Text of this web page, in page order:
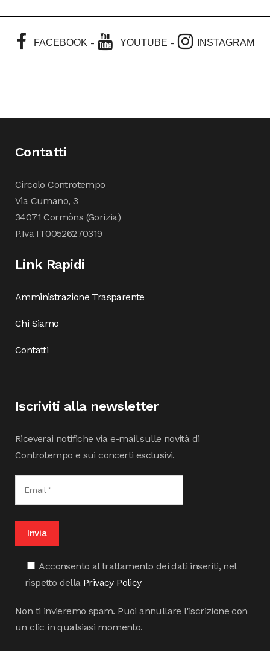
FACEBOOK- YOUTUBE - INSTAGRAM
Contatti
Circolo Controtempo
Via Cumano, 3
34071 Cormòns (Gorizia)
P.Iva IT00526270319
Link Rapidi
Amministrazione Trasparente
Chi Siamo
Contatti
Iscriviti alla newsletter
Riceverai notifiche via e-mail sulle novità di
Controtempo e sui concerti esclusivi.
Acconsento al trattamento dei dati inseriti, nel
rispetto della Privacy Policy
Non ti invieremo spam. Puoi annullare l'iscrizione con
un clic in qualsiasi momento.